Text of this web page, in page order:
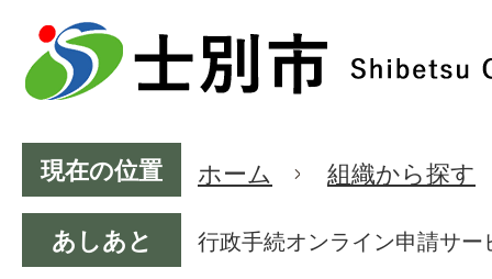
現在の位置 ホーム 組織から探す
あしあと 行政手続オンライン申請サー